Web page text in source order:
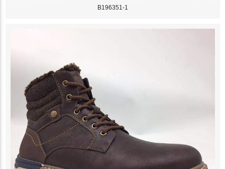
B196351-1